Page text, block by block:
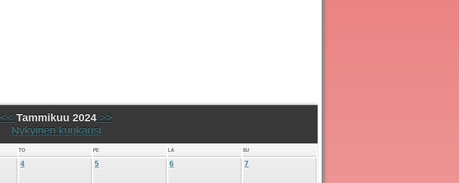
<< Tammikuu 2024>>
Nykyinen kuukausi
TO PE LA SU
4 5 6 7